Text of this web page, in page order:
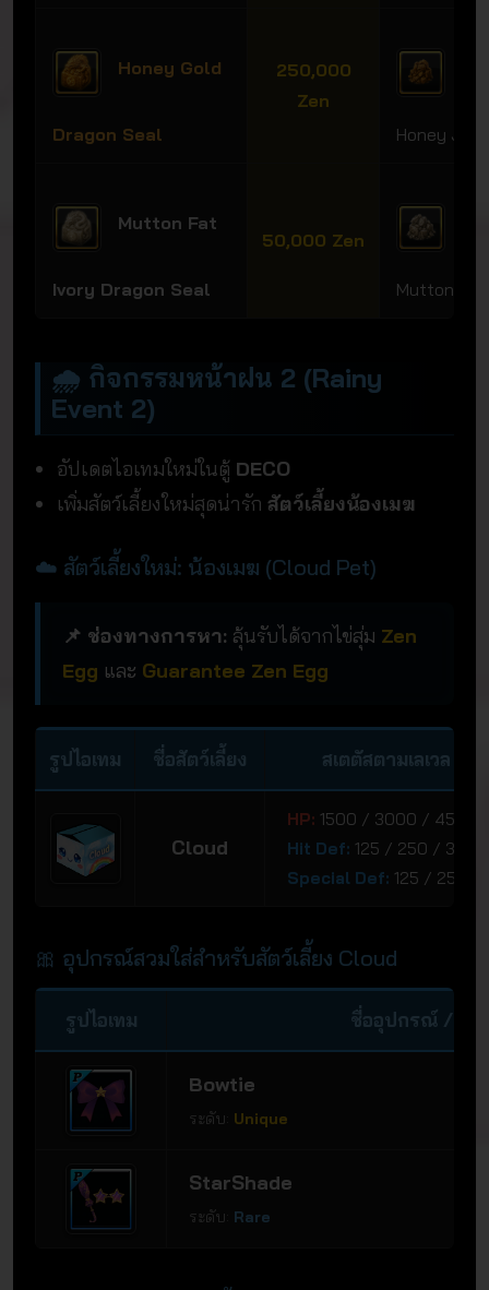
Honey Gold
Dragon Seal
250,000
Zen
Honey Jade
Mutton Fat
Ivory Dragon Seal
50,000 Zen
Mutton Fat
🌧️ กิจกรรมหน้าฝน 2 (Rainy
Event 2)
อัปเดตไอเทมใหม่ในตู้ DECO
เพิ่มสัตว์เลี้ยงใหม่สุดน่ารัก สัตว์เลี้ยงน้องเมฆ
☁️ สัตว์เลี้ยงใหม่: น้องเมฆ (Cloud Pet)
📌 ช่องทางการหา: ลุ้นรับได้จากไข่สุ่ม Zen
Egg และ Guarantee Zen Egg
รูปไอเทม ชื่อสัตว์เลี้ยง สเตตัสตามเลเวล
Cloud
HP: 1500 / 3000 / 4500
Hit Def: 125 / 250 / 375
Special Def: 125 / 250 /
🎀 อุปกรณ์สวมใส่สำหรับสัตว์เลี้ยง Cloud
รูปไอเทม ชื่ออุปกรณ์ / ระ
Bowtie
ระดับ: Unique
StarShade
ระดับ: Rare